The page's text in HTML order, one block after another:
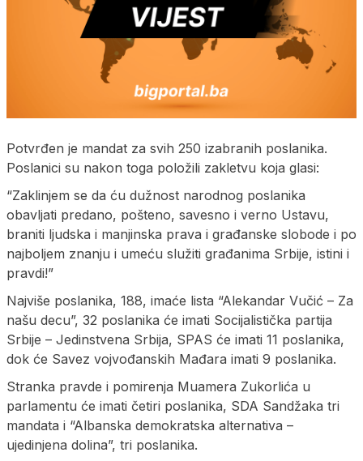
Potvrđen je mandat za svih 250 izabranih poslanika.
Poslanici su nakon toga položili zakletvu koja glasi:
“Zaklinjem se da ću dužnost narodnog poslanika
obavljati predano, pošteno, savesno i verno Ustavu,
braniti ljudska i manjinska prava i građanske slobode i po
najboljem znanju i umeću služiti građanima Srbije, istini i
pravdi!”
Najviše poslanika, 188, imaće lista “Alekandar Vučić – Za
našu decu”, 32 poslanika će imati Socijalistička partija
Srbije – Jedinstvena Srbija, SPAS će imati 11 poslanika,
dok će Savez vojvođanskih Mađara imati 9 poslanika.
Stranka pravde i pomirenja Muamera Zukorlića u
parlamentu će imati četiri poslanika, SDA Sandžaka tri
mandata i “Albanska demokratska alternativa –
ujedinjena dolina”, tri poslanika.